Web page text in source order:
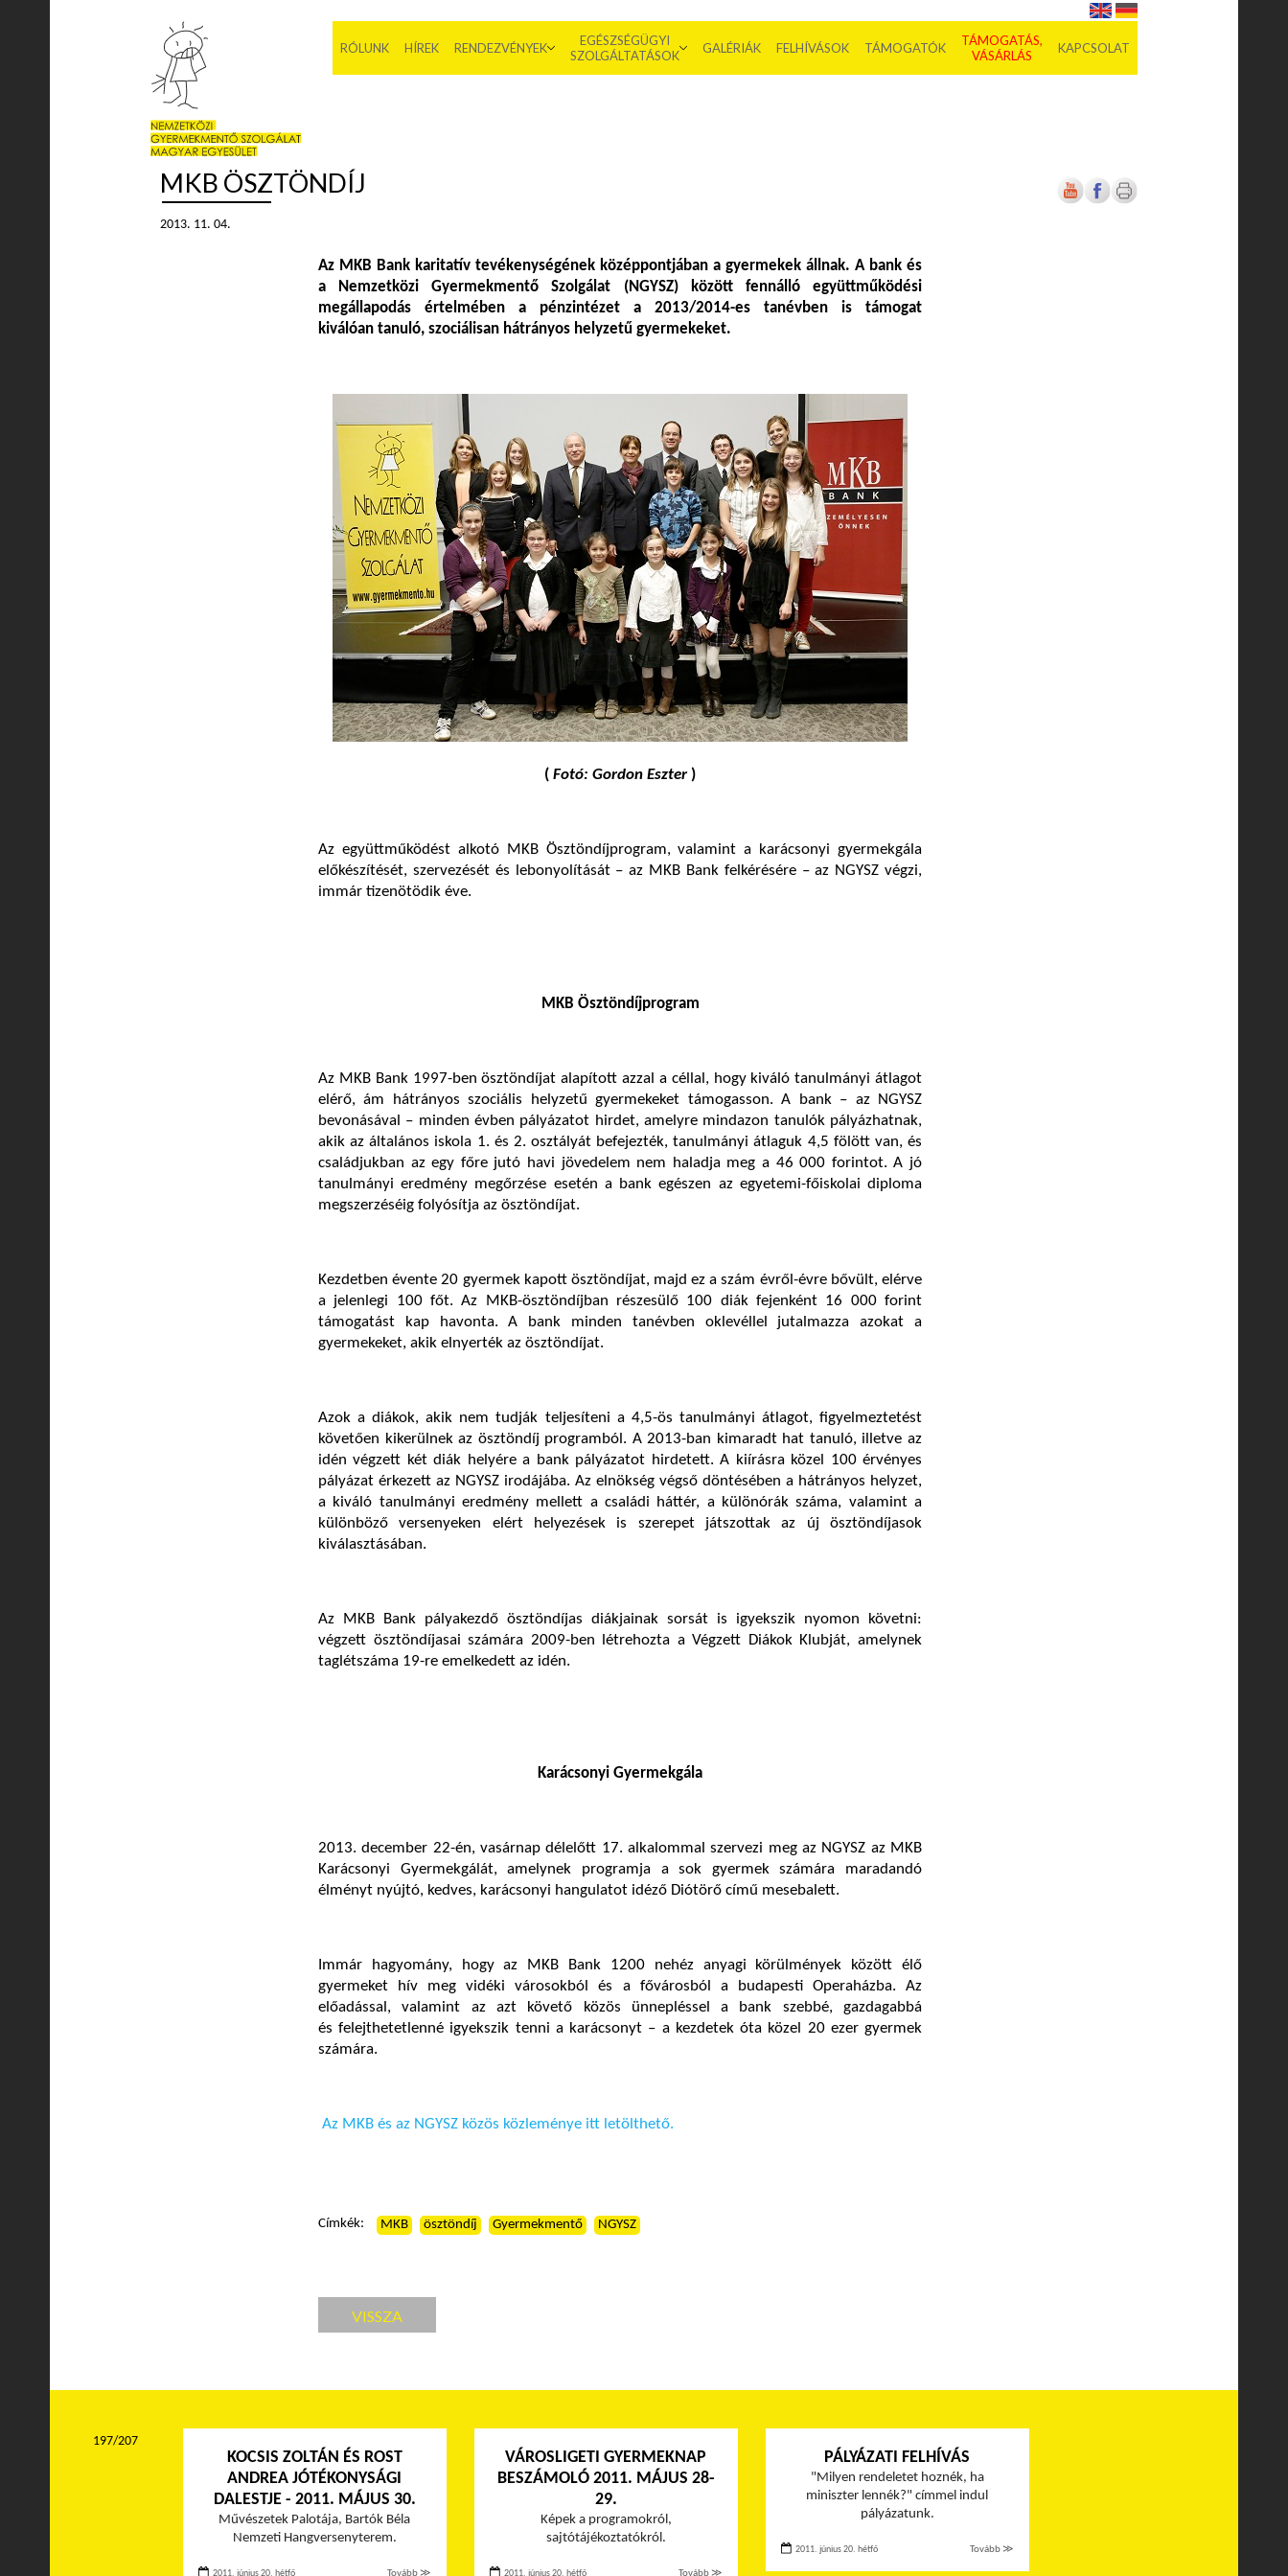
RÓLUNK HÍREK RENDEZVÉNYEK
EGÉSZSÉGÜGYI
SZOLGÁLTATÁSOK
GALÉRIÁK FELHÍVÁSOK TÁMOGATÓK
TÁMOGATÁS,
VÁSÁRLÁS
KAPCSOLAT
MKB ÖSZTÖNDÍJ
2013. 11. 04.
Az MKB Bank karitatív tevékenységének középpontjában a gyermekek állnak. A bank és
a Nemzetközi Gyermekmentő Szolgálat (NGYSZ) között fennálló együttműködési
megállapodás értelmében a pénzintézet a 2013/2014-es tanévben is támogat
kiválóan tanuló, szociálisan hátrányos helyzetű gyermekeket.
( Fotó: Gordon Eszter )
Az együttműködést alkotó MKB Ösztöndíjprogram, valamint a karácsonyi gyermekgála
előkészítését, szervezését és lebonyolítását – az MKB Bank felkérésére – az NGYSZ végzi,
immár tizenötödik éve.
MKB Ösztöndíjprogram
Az MKB Bank 1997-ben ösztöndíjat alapított azzal a céllal, hogy kiváló tanulmányi átlagot
elérő, ám hátrányos szociális helyzetű gyermekeket támogasson. A bank – az NGYSZ
bevonásával – minden évben pályázatot hirdet, amelyre mindazon tanulók pályázhatnak,
akik az általános iskola 1. és 2. osztályát befejezték, tanulmányi átlaguk 4,5 fölött van, és
családjukban az egy főre jutó havi jövedelem nem haladja meg a 46 000 forintot. A jó
tanulmányi eredmény megőrzése esetén a bank egészen az egyetemi-főiskolai diploma
megszerzéséig folyósítja az ösztöndíjat.
Kezdetben évente 20 gyermek kapott ösztöndíjat, majd ez a szám évről-évre bővült, elérve
a jelenlegi 100 főt. Az MKB-ösztöndíjban részesülő 100 diák fejenként 16 000 forint
támogatást kap havonta. A bank minden tanévben oklevéllel jutalmazza azokat a
gyermekeket, akik elnyerték az ösztöndíjat.
Azok a diákok, akik nem tudják teljesíteni a 4,5-ös tanulmányi átlagot, figyelmeztetést
követően kikerülnek az ösztöndíj programból. A 2013-ban kimaradt hat tanuló, illetve az
idén végzett két diák helyére a bank pályázatot hirdetett. A kiírásra közel 100 érvényes
pályázat érkezett az NGYSZ irodájába. Az elnökség végső döntésében a hátrányos helyzet,
a kiváló tanulmányi eredmény mellett a családi háttér, a különórák száma, valamint a
különböző versenyeken elért helyezések is szerepet játszottak az új ösztöndíjasok
kiválasztásában.
Az MKB Bank pályakezdő ösztöndíjas diákjainak sorsát is igyekszik nyomon követni:
végzett ösztöndíjasai számára 2009-ben létrehozta a Végzett Diákok Klubját, amelynek
taglétszáma 19-re emelkedett az idén.
Karácsonyi Gyermekgála
2013. december 22-én, vasárnap délelőtt 17. alkalommal szervezi meg az NGYSZ az MKB
Karácsonyi Gyermekgálát, amelynek programja a sok gyermek számára maradandó
élményt nyújtó, kedves, karácsonyi hangulatot idéző Diótörő című mesebalett.
Immár hagyomány, hogy az MKB Bank 1200 nehéz anyagi körülmények között élő
gyermeket hív meg vidéki városokból és a fővárosból a budapesti Operaházba. Az
előadással, valamint az azt követő közös ünnepléssel a bank szebbé, gazdagabbá
és felejthetetlenné igyekszik tenni a karácsonyt – a kezdetek óta közel 20 ezer gyermek
számára.
Az MKB és az NGYSZ közös közleménye itt letölthető.
Címkék: MKB ösztöndíj Gyermekmentő NGYSZ
VISSZA
KOCSIS ZOLTÁN ÉS ROST
ANDREA JÓTÉKONYSÁGI
DALESTJE - 2011. MÁJUS 30.
Művészetek Palotája, Bartók Béla
Nemzeti Hangversenyterem.
2011. június 20. hétfő Tovább ≫
VÁROSLIGETI GYERMEKNAP
BESZÁMOLÓ 2011. MÁJUS 28-
29.
Képek a programokról,
sajtótájékoztatókról.
2011. június 20. hétfő Tovább ≫
PÁLYÁZATI FELHÍVÁS
"Milyen rendeletet hoznék, ha
miniszter lennék?" címmel indul
pályázatunk.
2011. június 20. hétfő Tovább ≫
197/207